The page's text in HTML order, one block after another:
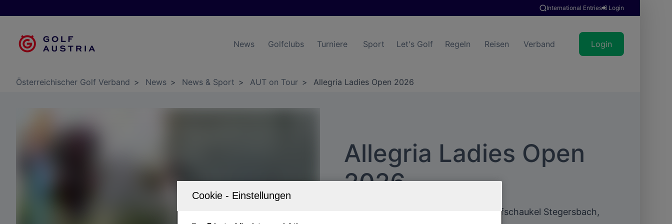
International Entries Login
News Golfclubs Turniere Sport Let's Golf Regeln Reisen Verband Login
Österreichischer Golf Verband > News > News & Sport > AUT on Tour > Allegria Ladies Open 2026
Allegria Ladies Open
2026
LET Access Series – 20.-22. Mai | Golfschaukel Stegersbach,